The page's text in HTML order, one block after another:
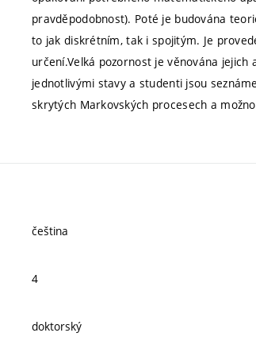
pravděpodobnost). Poté je budována
to jak diskrétním, tak i spojitým. Je
určení.Velká pozornost je věnována
jednotlivými stavy a studenti jsou
skrytých Markovských procesech a
čeština
4
doktorský